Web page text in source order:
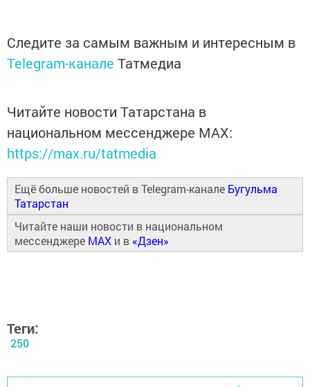
Следите за самым важным и интересным в
Telegram-канале Татмедиа
Читайте новости Татарстана в
национальном мессенджере MАХ:
https://max.ru/tatmedia
Ещё больше новостей в Telegram-канале Бугульма
Татарстан
Читайте наши новости в национальном
мессенджере MAX и в «Дзен»
Теги:
250